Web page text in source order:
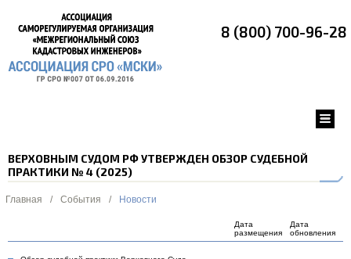
8 (800) 700-96-28
ВЕРХОВНЫМ СУДОМ РФ УТВЕРЖДЕН ОБЗОР СУДЕБНОЙ
ПРАКТИКИ № 4 (2025)
Главная / События / Новости
Дата
размещения
Дата
обновления